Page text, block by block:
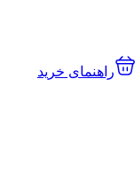
راهنمای خرید